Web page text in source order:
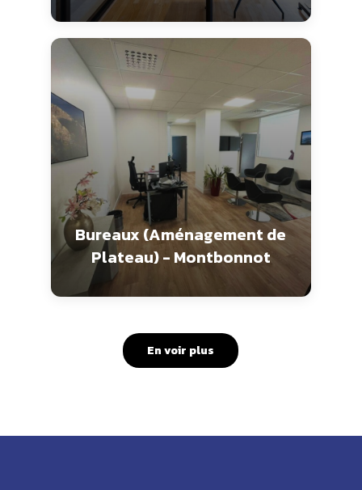
Bureaux (Aménagement de
Plateau) - Montbonnot
En voir plus